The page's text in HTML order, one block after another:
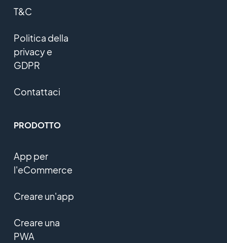
T&C
Politica della
privacy e
GDPR
Contattaci
PRODOTTO
App per
l'eCommerce
Creare un'app
Creare una
PWA